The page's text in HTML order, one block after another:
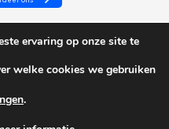
ervaring op onze site te
welke cookies we gebruiken
.